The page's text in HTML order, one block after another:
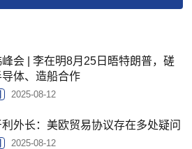
峰会 | 李在明8月25日晤特朗普，磋
导体、造船合作
2025-08-12
外长：美欧贸易协议存在多处疑问
2025-08-12